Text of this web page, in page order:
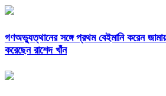
গণঅভ্যুত্থানের সঙ্গে প্রথম বেইমানি করেন
করেছেন রাশেদ খাঁন